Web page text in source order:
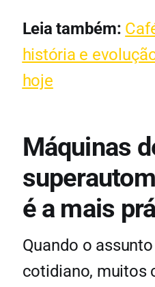
Leia também:
história e
hoje
Máquinas
é a mais
Quando o
cotidiano, muitos